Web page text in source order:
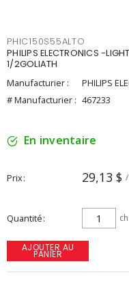
PHIC150S55ALTO
PHILIPS ELECTRONICS -
1/2GOLIATH
Manufacturier :
PHILIPS
# Manufacturier : 467233
En inventaire
Prix 29,13 $
Quantité ch
AJOUTER AU
PANIER